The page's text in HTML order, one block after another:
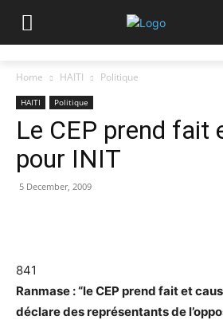
Home HAITI Politique
HAITI Politique
Le CEP prend fait
pour INIT
5 December, 2009
841
Ranmase : “le CEP prend fait et
déclare des représentants de